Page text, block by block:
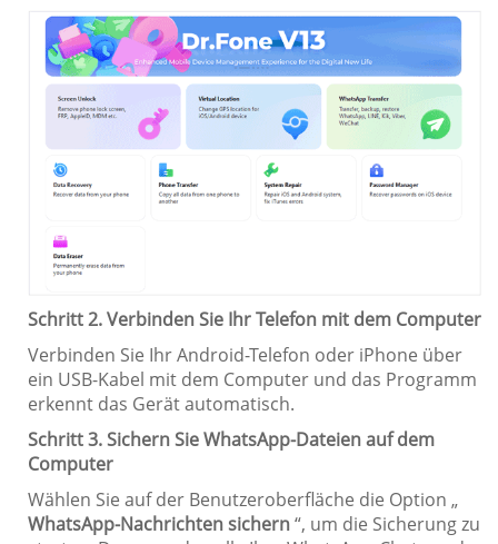
Schritt 2. Verbinden Sie Ihr Telefon mit dem Computer
Verbinden Sie Ihr Android-Telefon oder iPhone über
ein USB-Kabel mit dem Computer und das Programm
erkennt das Gerät automatisch.
Schritt 3. Sichern Sie WhatsApp-Dateien auf dem
Computer
Wählen Sie auf der Benutzeroberfläche die Option „
WhatsApp-Nachrichten sichern“, um die Sicherung zu